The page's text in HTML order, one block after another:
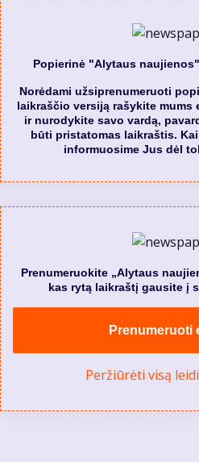
Popierinė "Alytaus
Norėdami užsiprenumeruoti
laikraščio versiją rašykite mums
ir nurodykite savo vardą,
būti pristatomas laikraštis.
informuosime Jus dėl
Prenumeruokite „Alytaus
kas rytą laikraštį gausite į
Prenumeruoti
Peržiūrėti visą